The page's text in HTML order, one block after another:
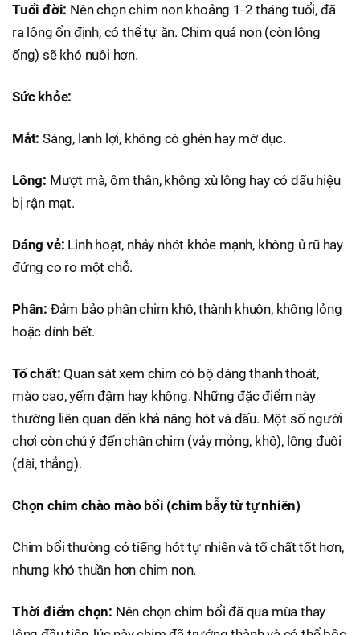
Tuổi đời: Nên chọn chim non khoảng 1-2 tháng tuổi, đã
ra lông ổn định, có thể tự ăn. Chim quá non (còn lông
ống) sẽ khó nuôi hơn.
Sức khỏe:
Mắt: Sáng, lanh lợi, không có ghèn hay mờ đục.
Lông: Mượt mà, ôm thân, không xù lông hay có dấu hiệu
bị rận mạt.
Dáng vẻ: Linh hoạt, nhảy nhót khỏe mạnh, không ủ rũ hay
đứng co ro một chỗ.
Phân: Đảm bảo phân chim khô, thành khuôn, không lỏng
hoặc dính bết.
Tố chất: Quan sát xem chim có bộ dáng thanh thoát,
mào cao, yếm đậm hay không. Những đặc điểm này
thường liên quan đến khả năng hót và đấu. Một số người
chơi còn chú ý đến chân chim (vảy mỏng, khô), lông đuôi
(dài, thẳng).
Chọn chim chào mào bổi (chim bẫy từ tự nhiên)
Chim bổi thường có tiếng hót tự nhiên và tố chất tốt hơn,
nhưng khó thuần hơn chim non.
Thời điểm chọn: Nên chọn chim bổi đã qua mùa thay